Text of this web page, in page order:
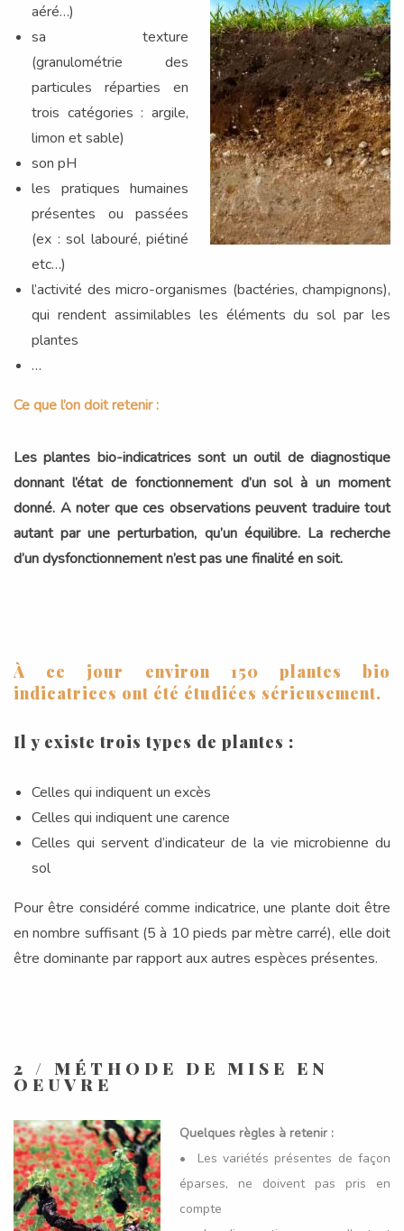
aéré…)
sa texture
(granulométrie des
particules réparties en
trois catégories : argile,
limon et sable)
son pH
les pratiques humaines
présentes ou passées
(ex : sol labouré, piétiné
etc…)
l’activité des micro-organismes (bactéries, champignons),
qui rendent assimilables les éléments du sol par les
plantes
…
Ce que l’on doit retenir :
Les plantes bio-indicatrices sont un outil de diagnostique
donnant l’état de fonctionnement d’un sol à un moment
donné. A noter que ces observations peuvent traduire tout
autant par une perturbation, qu’un équilibre. La recherche
d’un dysfonctionnement n’est pas une finalité en soit.
À ce jour environ 150 plantes bio
indicatrices ont été étudiées sérieusement.
Il y existe trois types de plantes :
Celles qui indiquent un excès
Celles qui indiquent une carence
Celles qui servent d’indicateur de la vie microbienne du
sol
Pour être considéré comme indicatrice, une plante doit être
en nombre suffisant (5 à 10 pieds par mètre carré), elle doit
être dominante par rapport aux autres espèces présentes.
2 / MÉTHODE DE MISE EN
OEUVRE
Quelques règles à retenir :
• Les variétés présentes de façon
éparses, ne doivent pas pris en
compte